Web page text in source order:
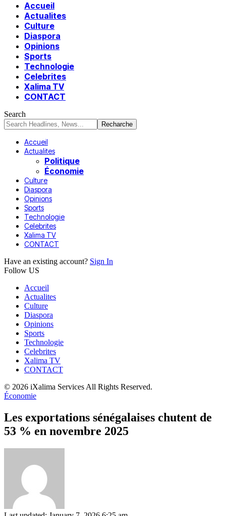
Accueil
Actualites
Culture
Diaspora
Opinions
Sports
Technologie
Celebrites
Xalima TV
CONTACT
Search
Accueil
Actualites
Politique
Économie
Culture
Diaspora
Opinions
Sports
Technologie
Celebrites
Xalima TV
CONTACT
Have an existing account? Sign In
Follow US
Accueil
Actualites
Culture
Diaspora
Opinions
Sports
Technologie
Celebrites
Xalima TV
CONTACT
© 2026 iXalima Services All Rights Reserved.
Économie
Les exportations sénégalaises chutent de
53 % en novembre 2025